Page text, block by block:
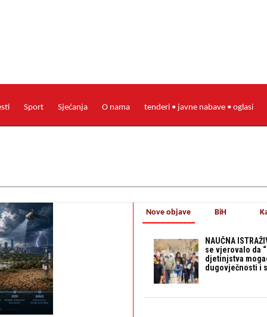
Sport Sjećanja O nama tenderi • javne nabave • oglasi
Nove objave
NAUČNA
se vjerovalo da
djetinjstva
dugovječnosti i
BiH